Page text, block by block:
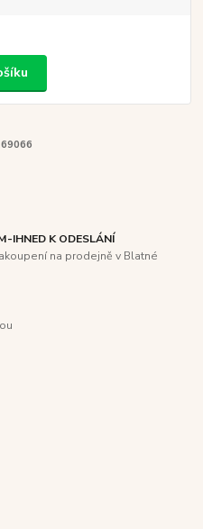
IHNED K ODESLÁNÍ
na prodejně v Blatné